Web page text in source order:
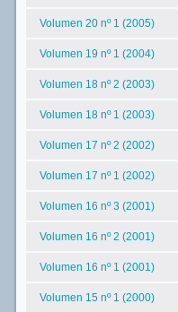
Volumen 20 nº 1 (2005)
Volumen 19 nº 1 (2004)
Volumen 18 nº 2 (2003)
Volumen 18 nº 1 (2003)
Volumen 17 nº 2 (2002)
Volumen 17 nº 1 (2002)
Volumen 16 nº 3 (2001)
Volumen 16 nº 2 (2001)
Volumen 16 nº 1 (2001)
Volumen 15 nº 1 (2000)